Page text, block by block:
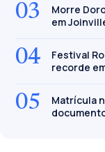
03
Morre
em
04
Festival
recorde
05
Matrícula